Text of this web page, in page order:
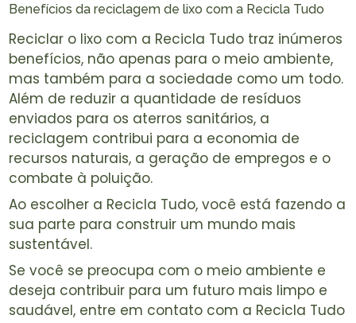
Benefícios da reciclagem de lixo com a Recicla Tudo
Reciclar o lixo com a Recicla Tudo traz inúmeros
benefícios, não apenas para o meio ambiente,
mas também para a sociedade como um todo.
Além de reduzir a quantidade de resíduos
enviados para os aterros sanitários, a
reciclagem contribui para a economia de
recursos naturais, a geração de empregos e o
combate à poluição.
Ao escolher a Recicla Tudo, você está fazendo a
sua parte para construir um mundo mais
sustentável.
Se você se preocupa com o meio ambiente e
deseja contribuir para um futuro mais limpo e
saudável, entre em contato com a Recicla Tudo